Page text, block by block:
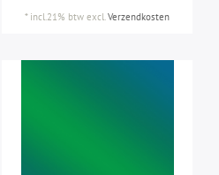
* incl.21% btwexcl. Verzendkosten